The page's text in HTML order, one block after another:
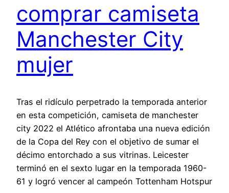
comprar camiseta
Manchester City
mujer
Tras el ridículo perpetrado la temporada anterior
en esta competición, camiseta de manchester
city 2022 el Atlético afrontaba una nueva edición
de la Copa del Rey con el objetivo de sumar el
décimo entorchado a sus vitrinas. Leicester
terminó en el sexto lugar en la temporada 1960-
61 y logró vencer al campeón Tottenham Hotspur